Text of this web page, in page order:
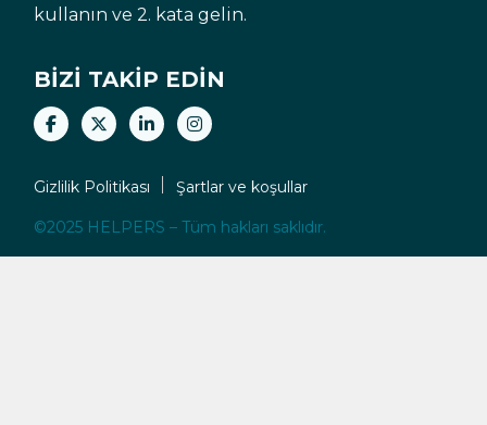
kullanın ve 2. kata gelin.
BIZI TAKIP EDIN
Gizlilik Politikası Şartlar ve koşullar
©2025 HELPERS – Tüm hakları saklıdır.